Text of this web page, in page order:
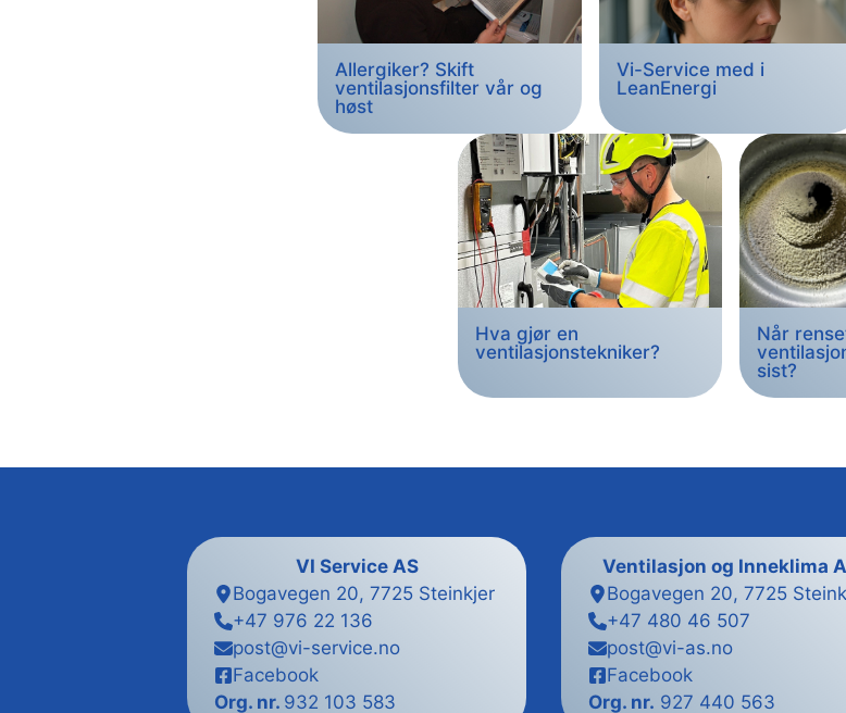
Allergiker? Skift
ventilasjonsfilter vår og
høst
Vi-Service med i
LeanEnergi
Hva gjør en
ventilasjonstekniker?
Når
sist?
VI ServiceAS
Bogavegen 20, 7725 Steinkjer
+47 976 22 136
post@vi-service.no
Facebook
Org. nr. 932 103 583
Ventilasjon og Inneklima
Bogavegen 20, 7725
+47 480 46 507
post@vi-as.no
Facebook
Org. nr. 927 440 563